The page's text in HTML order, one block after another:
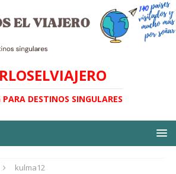
DESTINOS SINGULARES
kulma12